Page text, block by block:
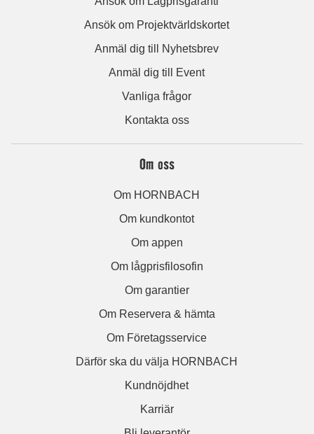
Ansök om Projektvärldskortet
Anmäl dig till Nyhetsbrev
Anmäl dig till Event
Vanliga frågor
Kontakta oss
Om oss
Om HORNBACH
Om kundkontot
Om appen
Om lågprisfilosofin
Om garantier
Om Reservera & hämta
Om Företagsservice
Därför ska du välja HORNBACH
Kundnöjdhet
Karriär